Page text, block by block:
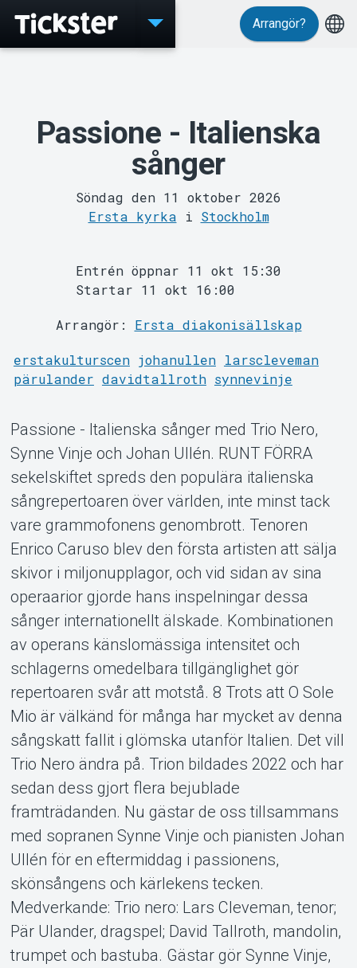
Support
Om Tickster
Arrangör?
Passione - Italienska
sånger
Söndag den 11 oktober 2026
Ersta kyrka i Stockholm
Entrén öppnar 11 okt 15:30
Startar 11 okt 16:00
Arrangör: Ersta diakonisällskap
erstakulturscen johanullen larscleveman
pärulander davidtallroth synnevinje
Passione - Italienska sånger med Trio Nero,
Synne Vinje och Johan Ullén. RUNT FÖRRA
sekelskiftet spreds den populära italienska
sångrepertoaren över världen, inte minst tack
vare grammofonens genombrott. Tenoren
Enrico Caruso blev den första artisten att sälja
skivor i miljonupplagor, och vid sidan av sina
operaarior gjorde hans inspelningar dessa
sånger internationellt älskade. Kombinationen
av operans känslomässiga intensitet och
schlagerns omedelbara tillgänglighet gör
repertoaren svår att motstå. 8 Trots att O Sole
Mio är välkänd för många har mycket av denna
sångskatt fallit i glömska utanför Italien. Det vill
Trio Nero ändra på. Trion bildades 2022 och har
sedan dess gjort flera bejublade
framträdanden. Nu gästar de oss tillsammans
med sopranen Synne Vinje och pianisten Johan
Ullén för en eftermiddag i passionens,
skönsångens och kärlekens tecken.
Medverkande: Trio nero: Lars Cleveman, tenor;
Pär Ulander, dragspel; David Tallroth, mandolin,
trumpet och bastuba. Gästar gör Synne Vinje,